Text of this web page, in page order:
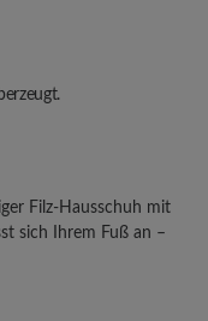
Filz-Hausschuh mit
sich Ihrem Fuß an –